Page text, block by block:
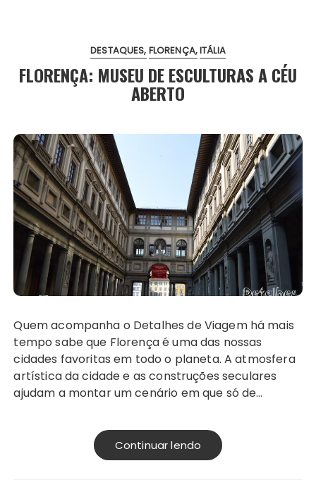
DESTAQUES FLORENÇA ITÁLIA
FLORENÇA: MUSEU DE ESCULTURAS A CÉU
ABERTO
Quem acompanha o Detalhes de Viagem há mais
tempo sabe que Florença é uma das nossas
cidades favoritas em todo o planeta. A atmosfera
artística da cidade e as construções seculares
ajudam a montar um cenário em que só de…
Continuar lendo